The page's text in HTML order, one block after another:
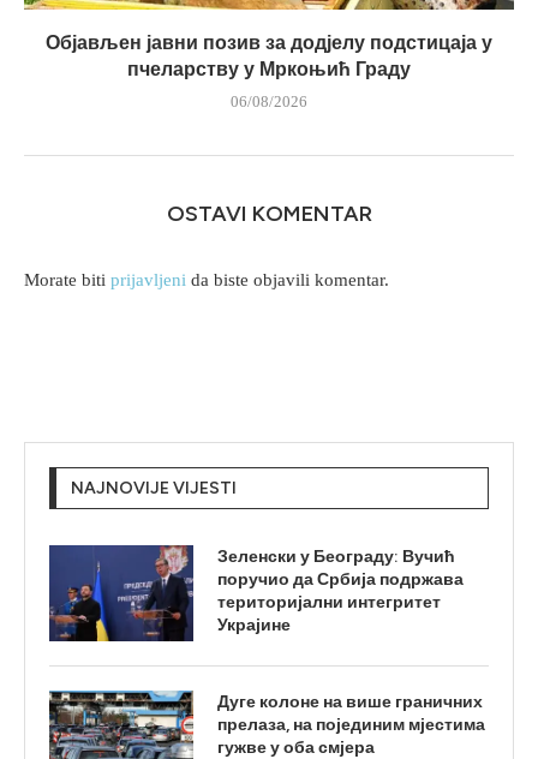
Објављен јавни позив за додјелу подстицаја у
пчеларству у Мркоњић Граду
06/08/2026
OSTAVI KOMENTAR
Morate biti prijavljeni da biste objavili komentar.
NAJNOVIJE VIJESTI
Зеленски у Београду: Вучић
поручио да Србија подржава
територијални интегритет
Украјине
Дуге колоне на више граничних
прелаза, на појединим мјестима
гужве у оба смјера